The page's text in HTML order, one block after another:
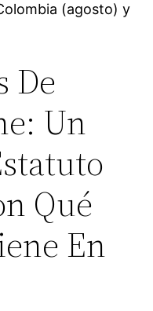
(agosto) y
De
Un
Qué
En